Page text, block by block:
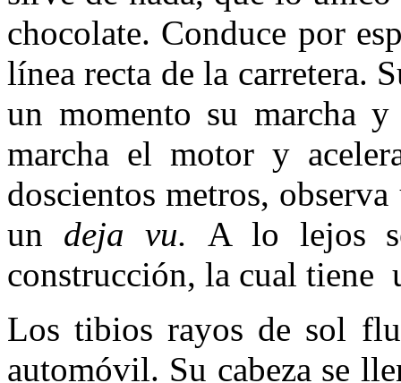
chocolate. Conduce por
línea recta de la carretera.
un momento su marcha
marcha el motor y
doscientos metros,
un deja vu. A lo lejos
construcción, la cual tiene
Los tibios rayos de sol
automóvil. Su cabeza se